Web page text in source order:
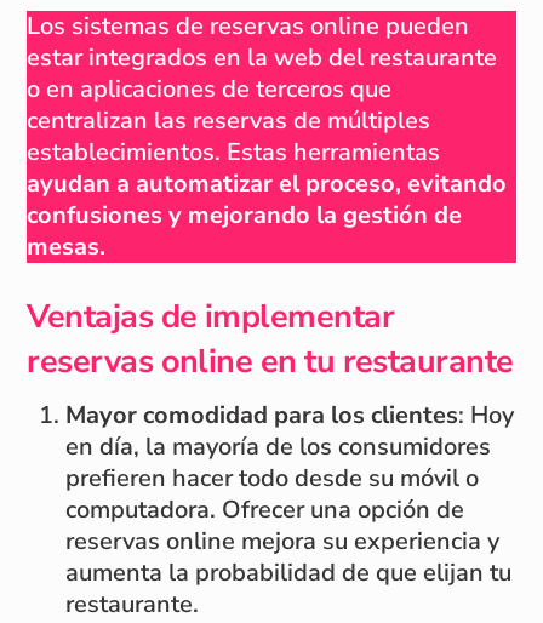
Los sistemas de reservas online pueden
estar integrados en la web del restaurante
o en aplicaciones de terceros que
centralizan las reservas de múltiples
establecimientos. Estas herramientas
ayudan a automatizar el proceso, evitando
confusiones y mejorando la gestión de
mesas.
Ventajas de implementar
reservas online en tu restaurante
Mayor comodidad para los clientes: Hoy
en día, la mayoría de los consumidores
prefieren hacer todo desde su móvil o
computadora. Ofrecer una opción de
reservas online mejora su experiencia y
aumenta la probabilidad de que elijan tu
restaurante.